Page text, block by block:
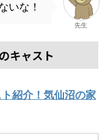
いな！
先生
キャスト
紹介！気仙沼の家